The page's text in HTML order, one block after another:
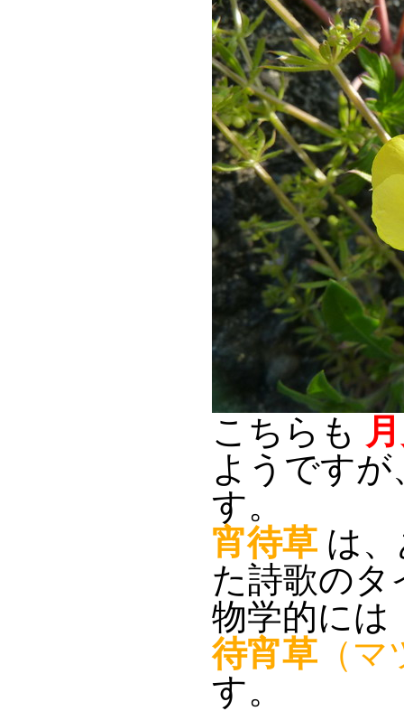
こちらも
ようです
す。
宵待草 は
た詩歌のタ
物学的には
待宵草 （
す。